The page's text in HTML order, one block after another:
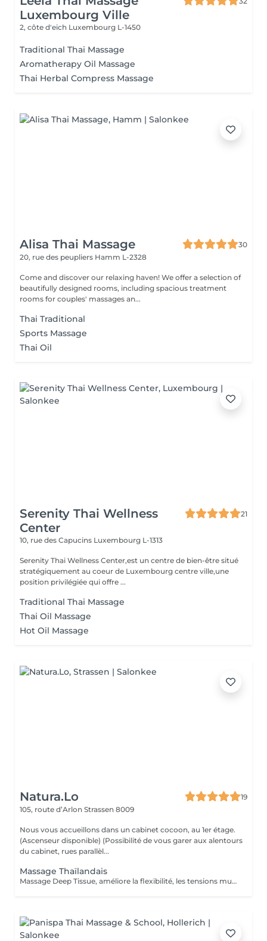
Luxembourg Ville
2, côte d'eich Luxembourg L-1450
Traditional Thai Massage
Aromatherapy Oil Massage
Thai Herbal Compress Massage
Alisa Thai Massage
30
20, rue des peupliers Hamm L-2328
Come and discover our relaxing haven! We offer a selection of
beautifully designed rooms, including spacious treatment
rooms for couples' massages an...
Thai Traditional
Sports Massage
Thai Oil
Serenity Thai Wellness
Center
21
10, rue des Capucins Luxembourg L-1313
Serenity Thai Wellness Center,est un centre de bien-être situé
stratégiquement au coeur de Luxembourg centre ville,une
position privilégiée qui offre ...
Traditional Thai Massage
Thai Oil Massage
Hot Oil Massage
Natura.Lo
19
105, route d’Arlon Strassen 8009
Nous vous accueillons dans un cabinet cocoon, au 1er étage.
(Ascenseur disponible) (Possibilité de vous garer aux alentours
du cabinet, rues parallèl...
Massage Thaïlandais
Massage Deep Tissue, améliore la flexibilité, les tensions musculaires, relaxation et relâchement des tensions